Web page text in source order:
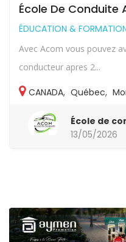
École De Conduite
ÉDUCATION &
Avec Acom vous pouvez
conducteur apres 2...
CANADA, Québec,
École de
13/05/2026